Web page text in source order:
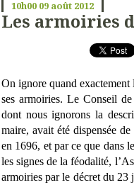
10h00 09 août 2012
Les armoiries
On ignore quand
ses armoiries. Le Conseil
dont nous ignorons la
maire, avait été dispensée
en 1696, et par ce que dans
les signes de la féodalité,
armoiries par le décret du 23